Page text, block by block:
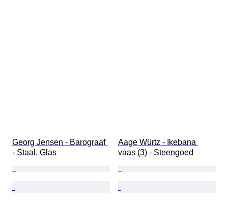
Georg Jensen - Barograaf
- Staal, Glas
Aage Würtz - Ikebana
vaas (3) - Steengoed